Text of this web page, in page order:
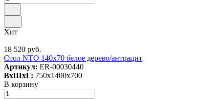
Хит
18 520 руб.
Стол NTO 140x70 белое дерево/антрацит
Артикул: ER-00030440
ВxШxГ: 750x1400x700
В корзину